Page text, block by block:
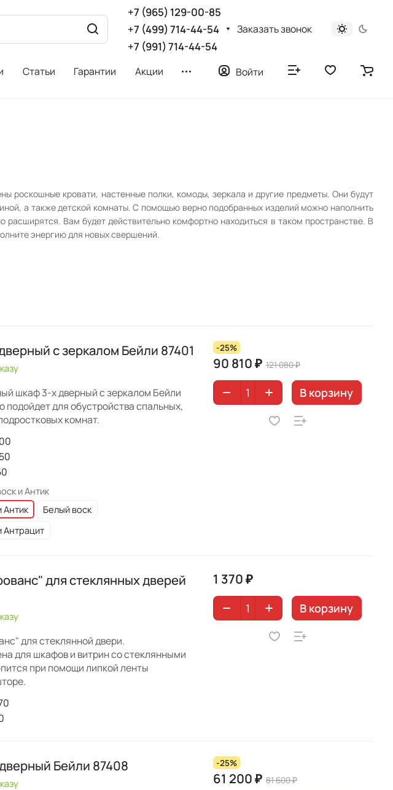
+7 (965) 129-00-85
+7 (499) 714-44-54
+7 (991) 714-44-54
Заказать звонок
Статьи Гарантии Акции Войти
роскошные кровати, настенные полки, комоды, зеркала и другие предметы. Они будут
а также детской комнаты. С помощью верно подобранных изделий можно наполнить
Вам будет действительно комфортно находиться в таком пространстве. В
энергию для новых свершений.
с зеркалом Бейли 87401
шкаф 3-х дверный с зеркалом Бейли
подойдет для обустройства спальных,
комнат.
и Антик
Антик
Белый воск
Антрацит
-25%
90 810 ₽ 121 080 ₽
В корзину
для стеклянных дверей
для стеклянной двери.
для шкафов и витрин со стеклянными
при помощи липкой ленты
1 370 ₽
В корзину
Бейли 87408 -25%
61 200 ₽ 81 600 ₽